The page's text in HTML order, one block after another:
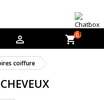
 shopping_cart0
coiffure